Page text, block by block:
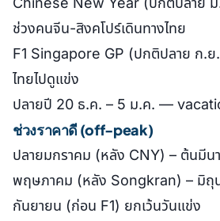
ช่วงคนจีน-สิงคโปร์เดินทางไทย
F1 Singapore GP (ปกติปลาย ก.
ไทยไปดูแข่ง
ปลายปี 20 ธ.ค. – 5 ม.ค. —
ช่วงราคาดี (off-peak)
ปลายมกราคม (หลัง CNY) – ต้นมีน
พฤษภาคม (หลัง Songkran) – มิถุ
กันยายน (ก่อน F1) ยกเว้นวันแข่ง